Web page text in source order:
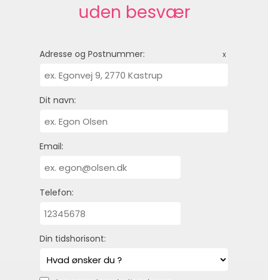
uden besvær
Adresse og Postnummer: x
Dit navn:
Email:
Telefon:
Din tidshorisont: